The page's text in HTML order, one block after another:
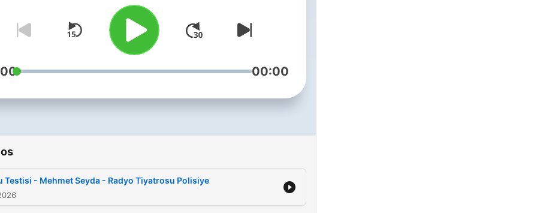
etmek için temel unsur olarak
kullanılır. İyi dinlemeler..
Become a supporter of this
https://www.spreaker.com/podcast/radyo-
-6482101/support.
00:00
Testisi - Mehmet Seyda - Radyo Tiyatrosu Polisiye